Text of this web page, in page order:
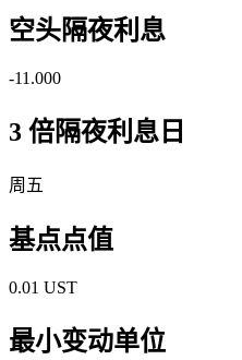
空头隔夜利息
-11.000
3 倍隔夜利息日
周五
基点点值
0.01 UST
最小变动单位